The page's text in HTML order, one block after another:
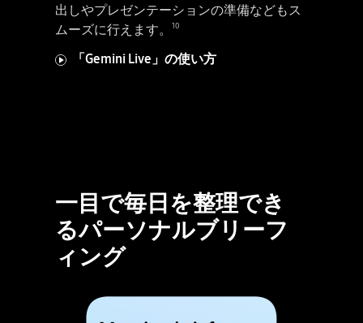
出しやプレゼンテーションの準備などもス
ムーズに行えます。
10
「Gemini Live」の使い方
一目で毎日を整理でき
るパーソナルブリーフ
ィング